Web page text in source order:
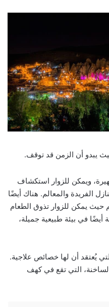
يبدو أن الزمن قد توقف.
ويمكن للزوار استكشاف
الفريدة والمعالم. هناك أيضًا
حيث يمكن للزوار تذوق الطعام
أيضًا في بيئة طبيعية جميلة،
يُعتقد أن لها خصائص علاجية.
التي تقع في كهف